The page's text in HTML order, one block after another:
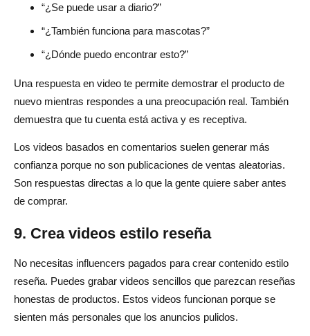
“¿Se puede usar a diario?”
“¿También funciona para mascotas?”
“¿Dónde puedo encontrar esto?”
Una respuesta en video te permite demostrar el producto de
nuevo mientras respondes a una preocupación real. También
demuestra que tu cuenta está activa y es receptiva.
Los videos basados en comentarios suelen generar más
confianza porque no son publicaciones de ventas aleatorias.
Son respuestas directas a lo que la gente quiere saber antes
de comprar.
9. Crea videos estilo reseña
No necesitas influencers pagados para crear contenido estilo
reseña. Puedes grabar videos sencillos que parezcan reseñas
honestas de productos. Estos videos funcionan porque se
sienten más personales que los anuncios pulidos.